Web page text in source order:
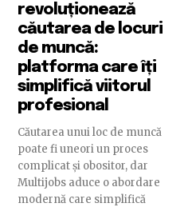
revoluționează
căutarea de locuri
de muncă:
platforma care îți
simplifică viitorul
profesional
Căutarea unui loc de muncă
poate fi uneori un proces
complicat și obositor, dar
Multijobs aduce o abordare
modernă care simplifică